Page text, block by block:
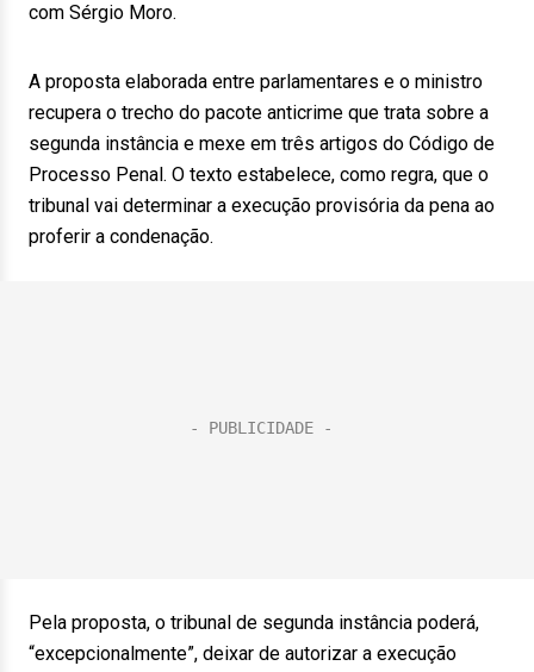
com Sérgio Moro.
A proposta elaborada entre parlamentares e o ministro
recupera o trecho do pacote anticrime que trata sobre a
segunda instância e mexe em três artigos do Código de
Processo Penal. O texto estabelece, como regra, que o
tribunal vai determinar a execução provisória da pena ao
proferir a condenação.
Pela proposta, o tribunal de segunda instância poderá,
“excepcionalmente”, deixar de autorizar a execução